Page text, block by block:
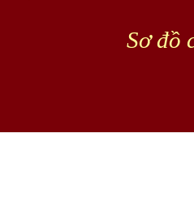
Sơ đồ